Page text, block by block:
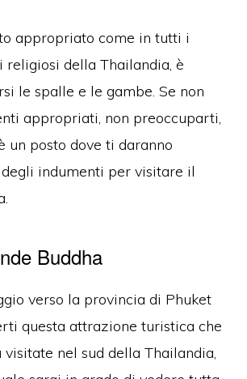
appropriato come in tutti i
religiosi della Thailandia, è
le spalle e le gambe. Se non
appropriati, non preoccuparti,
un posto dove ti daranno
indumenti per visitare il
Buddha
verso la provincia di Phuket
questa attrazione turistica che
nel sud della Thailandia,